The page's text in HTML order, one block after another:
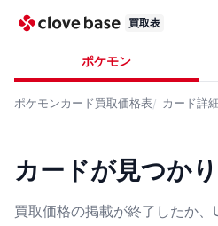
買取表
ポケモン
ポケモンカード買取価格表 カード詳細
カードが見つか
買取価格の掲載が終了したか